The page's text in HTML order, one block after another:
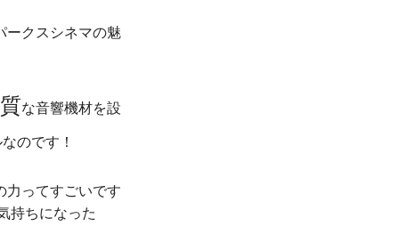
ークスシネマの魅
な音響機材を設
のです！
力ってすごいです
持ちになった